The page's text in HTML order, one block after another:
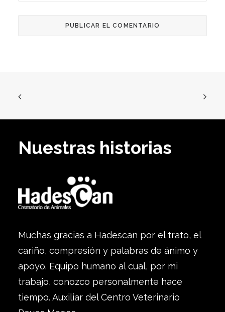
Nuestras historias
Muchas gracias a Hadescan por el trato, el
cariño, compresión y palabras de ánimo y
apoyo. Equipo humano al cual, por mi
trabajo, conozco personalmente hace
tiempo. Auxiliar del Centro Veterinario